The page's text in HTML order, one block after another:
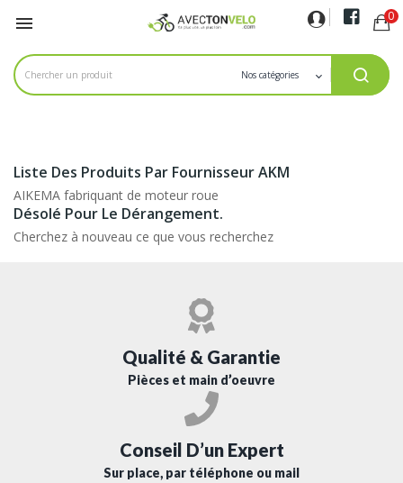
 0
Liste Des Produits Par Fournisseur AKM
AIKEMA fabriquant de moteur roue
Désolé Pour Le Dérangement.
Cherchez à nouveau ce que vous recherchez
Qualité & Garantie
Pièces et main d’oeuvre
Conseil D’un Expert
Sur place, par téléphone ou mail